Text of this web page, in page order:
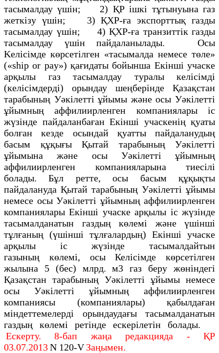
тасымалдау үшін; 2) ҚР ішкі тұтынуына газ
жеткізу үшін; 3) ҚХР-ға экспорттық газды
тасымалдау үшін; 4) ҚХР-ға транзиттік газды
тасымалдау үшін пайдаланылады. Осы
Kелісімде көрсетілген «тасымалда немесе төле»
(«ship or pay») қағидаты бойынша Екінші учаске
арқылы газ тасымалдау туралы келісімді
(келісімдерді) орындау шеңберінде Қазақстан
тарабының Уәкілетті ұйымы және осы Уәкілетті
ұйымның аффилиирленген компаниялары ic
жүзінде пайдаланбаған Екінші учаскенің қуаты
болған кезде осындай қуатты пайдаланудың
басым құқығы Қытай тарабының Уәкілетті
ұйымына және осы Уәкілетті ұйымның
аффилиирленген компанияларына тиесілі
болады. Бұл ретте, осы басым құқықты
пайдалануда Қытай тарабының Уәкілетті ұйымы
немесе осы Уәкілетті ұйымның аффилиирленген
компаниялары Екінші учаске арқылы ic жүзінде
тасымалданатын газдың көлемі және үшінші
тұлғаның (үшінші тұлғалардың) Екінші учаске
арқылы ic жүзінде тасымалдайтын
газының көлемі, осы Келісімде көрсетілген
жылына 5 (бес) млрд. м3 газ беру жөніндегі
Қазақстан тарабының Уәкілетті ұйымы немесе
осы Уәкілетті ұйымның аффилиирленген
компаниясы (компаниялары) қабылдаған
міндеттемелерді орындаудағы тасымалданатын
газдың көлемі ретінде ескерілетін болады.
Ескерту. 8-бап жаңа редакцияда - ҚР
03.07.2013N 120-VЗаңымен.